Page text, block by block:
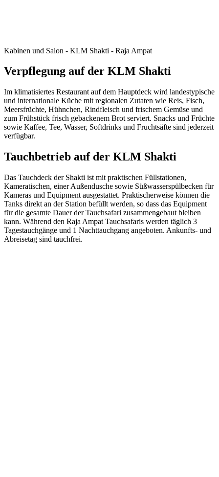
Kabinen und Salon - KLM Shakti - Raja Ampat
Verpflegung auf der KLM Shakti
Im klimatisiertes Restaurant auf dem Hauptdeck wird landestypische
und internationale Küche mit regionalen Zutaten wie Reis, Fisch,
Meersfrüchte, Hühnchen, Rindfleisch und frischem Gemüse und
zum Frühstück frisch gebackenem Brot serviert. Snacks und Früchte
sowie Kaffee, Tee, Wasser, Softdrinks und Fruchtsäfte sind jederzeit
verfügbar.
Tauchbetrieb auf der KLM Shakti
Das Tauchdeck der Shakti ist mit praktischen Füllstationen,
Kameratischen, einer Außendusche sowie Süßwasserspülbecken für
Kameras und Equipment ausgestattet. Praktischerweise können die
Tanks direkt an der Station befüllt werden, so dass das Equipment
für die gesamte Dauer der Tauchsafari zusammengebaut bleiben
kann. Während den Raja Ampat Tauchsafaris werden täglich 3
Tagestauchgänge und 1 Nachttauchgang angeboten. Ankunfts- und
Abreisetag sind tauchfrei.